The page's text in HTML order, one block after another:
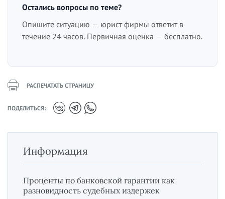
Остались вопросы по теме?
Опишите ситуацию — юрист фирмы ответит в
течение 24 часов. Первичная оценка — бесплатно.
РАСПЕЧАТАТЬ СТРАНИЦУ
ПОДЕЛИТЬСЯ:
Информация
Проценты по банковской гарантии как
разновидность судебных издержек